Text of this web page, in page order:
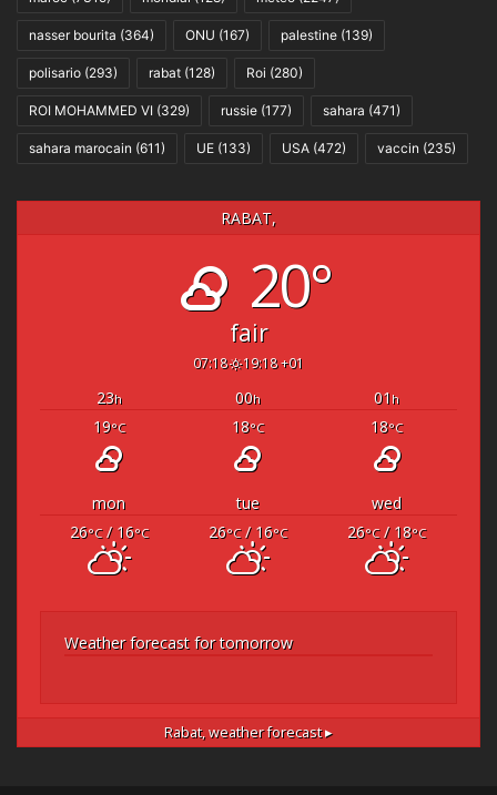
nasser bourita (364) ONU (167) palestine (139)
polisario (293) rabat (128) Roi (280)
ROI MOHAMMED VI (329) russie (177) sahara (471)
sahara marocain (611) UE (133) USA (472) vaccin (235)
RABAT,
20°
fair
07:18 19:18 +01
23h 00h 01 h
19°C 18°C 18°C
mon tue
wed
26°C/ 16°C 26°C/ 16°C 26°C/ 18°C
Weather forecast for tomorrow
Rabat,weather forecast ▸